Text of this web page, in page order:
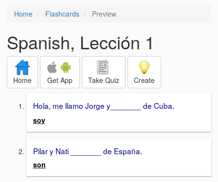
Home Flashcards Preview
Spanish, Lección 1
Home Get App Take Quiz Create
Hola, me llamo Jorge y_______ de Cuba.
soy
Pilar y Nati _______ de España.
son